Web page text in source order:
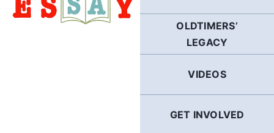
OLDTIMERS’
LEGACY
VIDEOS
GET INVOLVED